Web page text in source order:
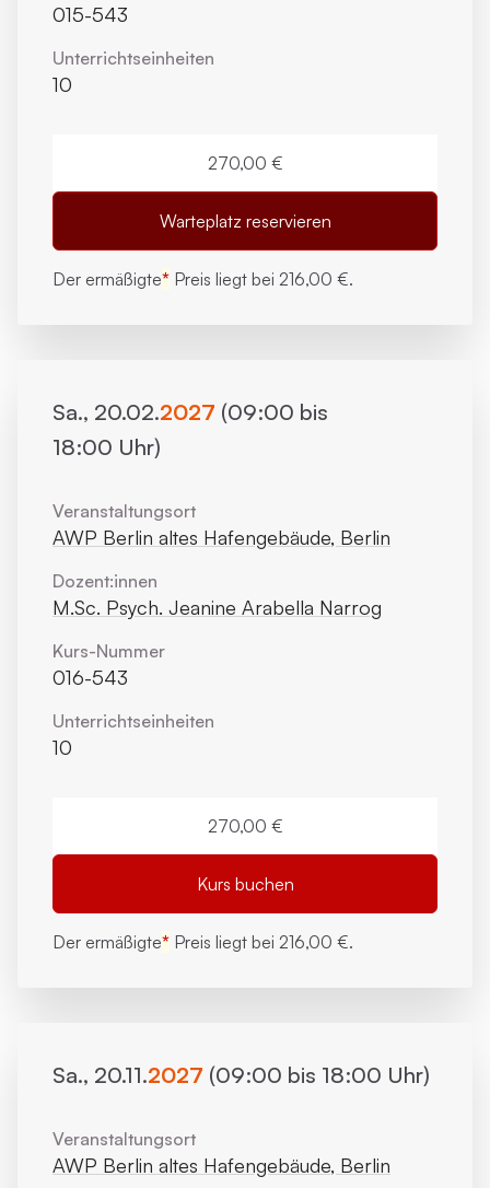
015-543
Unterrichts­einheiten
10
270,00 €
Warteplatz reservieren
Der ermäßigte* Preis liegt bei 216,00 €.
Sa., 20.02.2027 (09:00 bis
18:00 Uhr)
Veranstaltungsort
AWP Berlin altes Hafengebäude, Berlin
Dozent:innen
M.Sc. Psych. Jeanine Arabella Narrog
Kurs-Nummer
016-543
Unterrichts­einheiten
10
270,00 €
Kurs buchen
Der ermäßigte* Preis liegt bei 216,00 €.
Sa., 20.11.2027 (09:00 bis 18:00 Uhr)
Veranstaltungsort
AWP Berlin altes Hafengebäude, Berlin